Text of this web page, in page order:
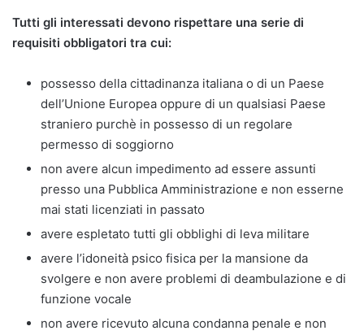
Tutti gli interessati devono rispettare una serie di
requisiti obbligatori tra cui:
possesso della cittadinanza italiana o di un Paese
dell’Unione Europea oppure di un qualsiasi Paese
straniero purchè in possesso di un regolare
permesso di soggiorno
non avere alcun impedimento ad essere assunti
presso una Pubblica Amministrazione e non esserne
mai stati licenziati in passato
avere espletato tutti gli obblighi di leva militare
avere l’idoneità psico fisica per la mansione da
svolgere e non avere problemi di deambulazione e di
funzione vocale
non avere ricevuto alcuna condanna penale e non